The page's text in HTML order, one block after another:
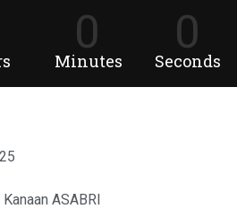
0
Minutes
0
Seconds
ASABRI